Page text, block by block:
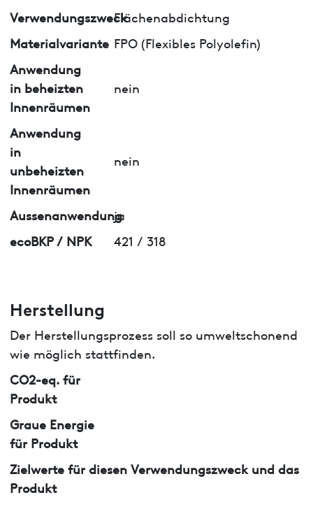
VerwendungszweckFlächenabdichtung
Materialvariante FPO (Flexibles Polyolefin)
Anwendung
in beheizten
Innenräumen
nein
Anwendung
in
unbeheizten
Innenräumen
nein
Aussenanwendung
ja
ecoBKP / NPK
421 / 318
Herstellung
Der Herstellungsprozess soll so umweltschonend
wie möglich stattfinden.
CO2-eq. für
Produkt
Graue Energie
für Produkt
Zielwerte für diesen Verwendungszweck und das
Produkt